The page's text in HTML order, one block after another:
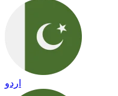
اردو